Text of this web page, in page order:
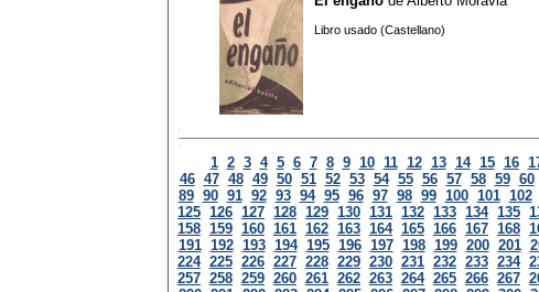
Libro usado (Castellano)
1 2 3 4 5 6 7 8 9 10 11 12 13 14 15 16
46 47 48 49 50 51 52 53 54 55 56 57 58 59 60
89 90 91 92 93 94 95 96 97 98 99 100 101 102
125 126 127 128 129 130 131 132 133 134 135
158 159 160 161 162 163 164 165 166 167 168
191 192 193 194 195 196 197 198 199 200 201
224 225 226 227 228 229 230 231 232 233 234
257 258 259 260 261 262 263 264 265 266 267